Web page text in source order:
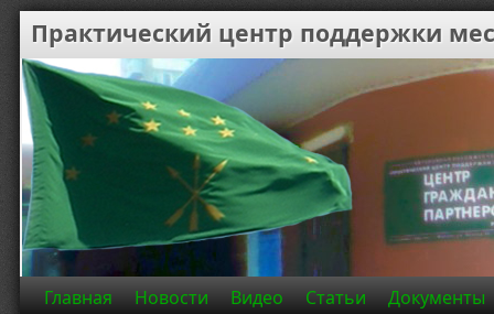
Практический центр поддержки
Главная Новости Видео Статьи Документы